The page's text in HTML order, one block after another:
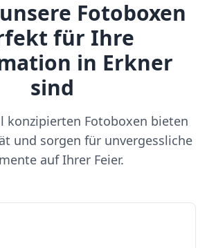
Fotoboxen
für Ihre
in Erkner
sind
konzipierten Fotoboxen bieten
und sorgen für unvergessliche
auf Ihrer Feier.